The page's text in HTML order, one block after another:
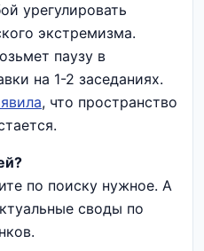
урегулировать
экстремизма.
паузу в
на 1-2 заседаниях.
, что пространство
по поиску нужное. А
своды по